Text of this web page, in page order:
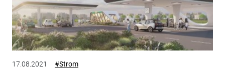
17.08.2021 #Strom